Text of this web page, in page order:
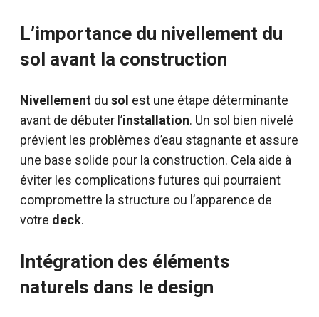
L’importance du nivellement du
sol avant la construction
Nivellement du sol est une étape déterminante
avant de débuter l’installation. Un sol bien nivelé
prévient les problèmes d’eau stagnante et assure
une base solide pour la construction. Cela aide à
éviter les complications futures qui pourraient
compromettre la structure ou l’apparence de
votre deck.
Intégration des éléments
naturels dans le design